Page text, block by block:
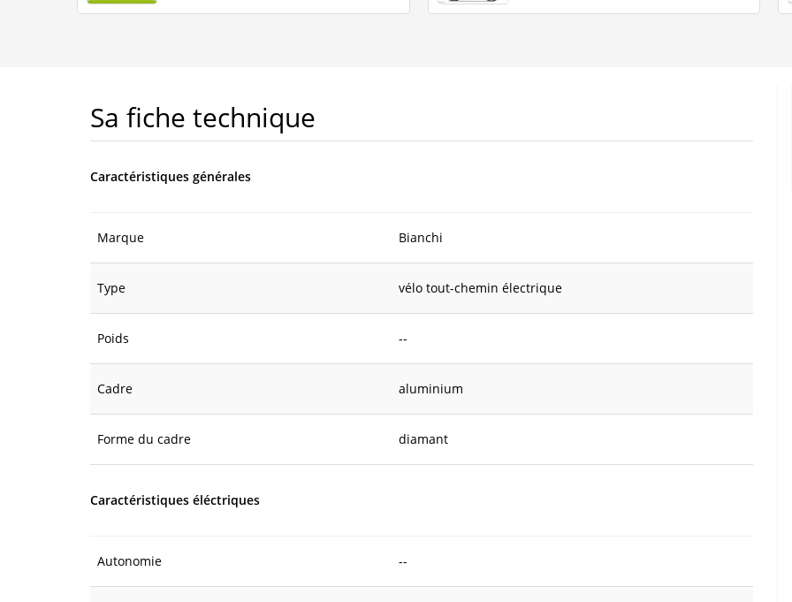
Sa fiche technique
Caractéristiques générales
Marque Bianchi
Type vélo tout-chemin électrique
Poids --
Cadre aluminium
Forme du cadre diamant
Caractéristiques éléctriques
Autonomie --